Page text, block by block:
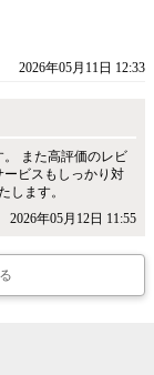
2026年05月11日 12:33
また高評価のレビ
ービスもしっかり対
します。
2026年05月12日 11:55